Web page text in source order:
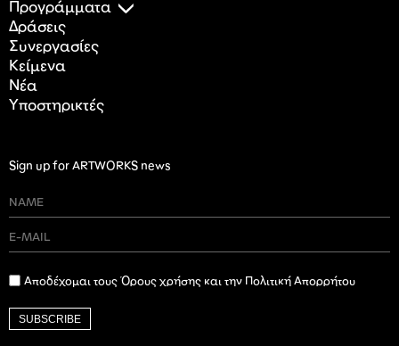
Προγράμματα
Δράσεις
Συνεργασίες
Κείμενα
Nέα
Υποστηρικτές
Sign up for ARTWORKS news
Αποδέχομαι τους Όρους χρήσης και την Πολιτική Απορρήτου
SUBSCRIBE